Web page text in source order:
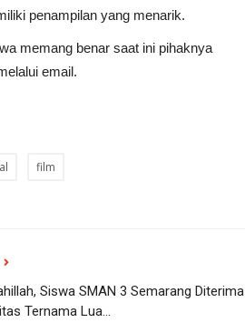
penampilan yang menarik.
memang benar saat ini pihaknya
email.
film
Siswa SMAN 3 Semarang Diterima
Ternama Lua...